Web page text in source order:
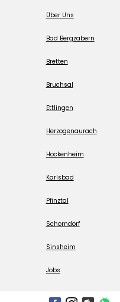
Über Uns
Bad Bergzabern
Bretten
Bruchsal
Ettlingen
Herzogenaurach
Hockenheim
Karlsbad
Pfinztal
Schorndorf
Sinsheim
Jobs